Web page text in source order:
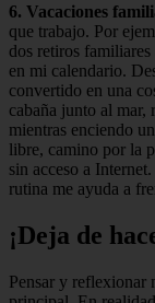
6. Vacaciones
que trabajo. Por
dos retiros
en mi calendario.
convertido en una
cabaña junto al mar,
mientras enciendo
libre, camino por la
sin acceso a
rutina me ayuda a
¡Deja de
Pensar y reflexionar